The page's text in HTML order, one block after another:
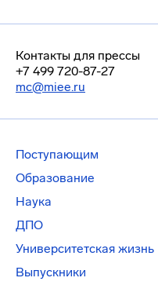
Контакты для прессы
+7 499 720-87-27
mc@miee.ru
Поступающим
Образование
Наука
ДПО
Университетская жизнь
Выпускники